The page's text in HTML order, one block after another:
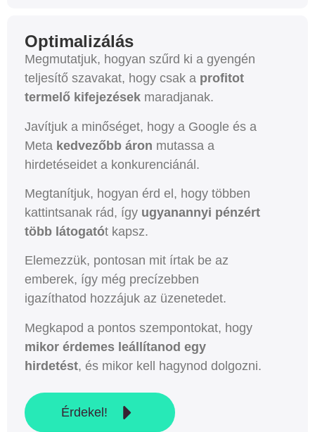
Optimalizálás
Megmutatjuk, hogyan szűrd ki a gyengén
teljesítő szavakat, hogy csak a profitot
termelő kifejezések maradjanak.
Javítjuk a minőséget, hogy a Google és a
Meta kedvezőbb áron mutassa a
hirdetéseidet a konkurenciánál.
Megtanítjuk, hogyan érd el, hogy többen
kattintsanak rád, így ugyanannyi pénzért
több látogatót kapsz.
Elemezzük, pontosan mit írtak be az
emberek, így még precízebben
igazíthatod hozzájuk az üzenetedet.
Megkapod a pontos szempontokat, hogy
mikor érdemes leállítanod egy
hirdetést, és mikor kell hagynod dolgozni.
Érdekel!